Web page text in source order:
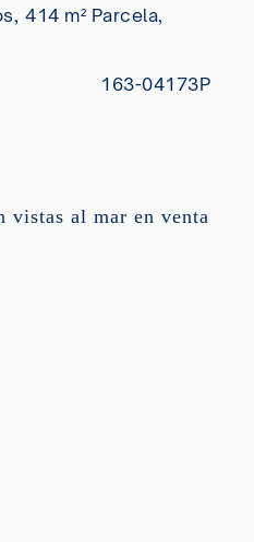
414 m² Parcela,
163-04173P